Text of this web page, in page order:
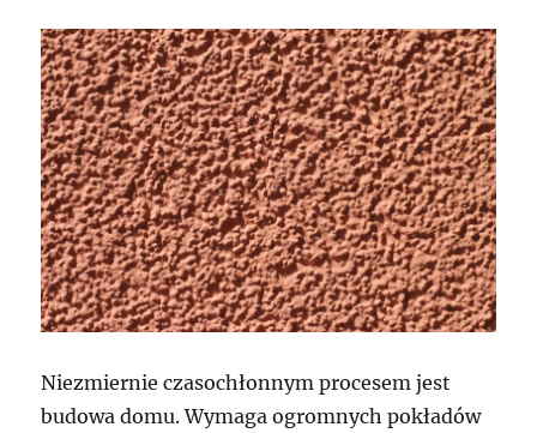
Niezmiernie czasochłonnym procesem jest
budowa domu. Wymaga ogromnych pokładów